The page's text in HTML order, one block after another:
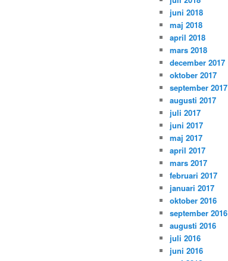
juni 2018
maj 2018
april 2018
mars 2018
december 2017
oktober 2017
september 2017
augusti 2017
juli 2017
juni 2017
maj 2017
april 2017
mars 2017
februari 2017
januari 2017
oktober 2016
september 2016
augusti 2016
juli 2016
juni 2016